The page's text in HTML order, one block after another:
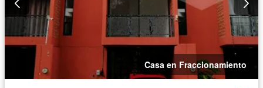
Casa en Fraccionamiento